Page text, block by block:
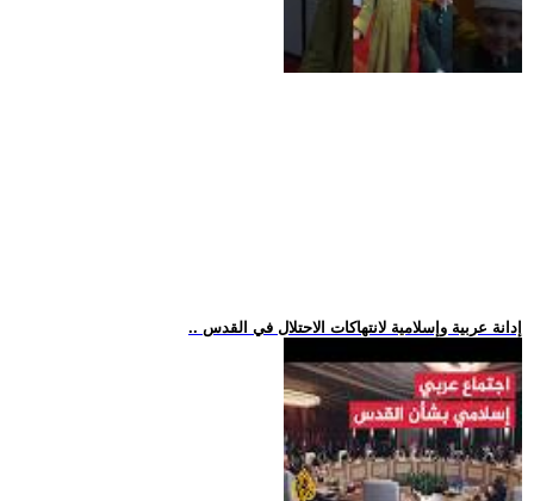
.. إدانة عربية وإسلامية لانتهاكات الاحتلال في القدس